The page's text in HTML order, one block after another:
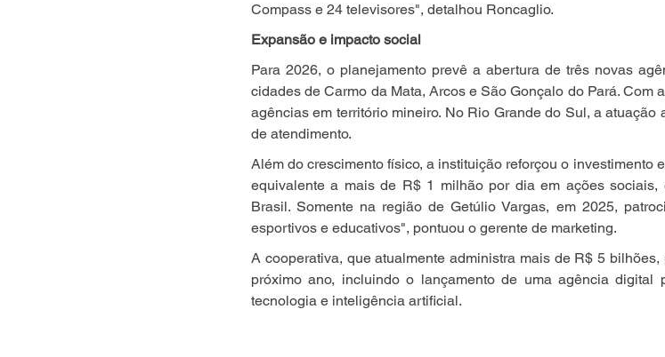
Compass e 24 televisores", detalhou Roncaglio.
Expansão e impacto social
Para 2026, o planejamento prevê a abertura de três novas
cidades de Carmo da Mata, Arcos e São Gonçalo do Pará. Com
agências em território mineiro. No Rio Grande do Sul, a
de atendimento.
Além do crescimento físico, a instituição reforçou o investimento
equivalente a mais de R$ 1 milhão por dia em ações
Brasil. Somente na região de Getúlio Vargas, em 2025,
esportivos e educativos", pontuou o gerente de marketing.
A cooperativa, que atualmente administra mais de R$ 5
próximo ano, incluindo o lançamento de uma agência digital
tecnologia e inteligência artificial.